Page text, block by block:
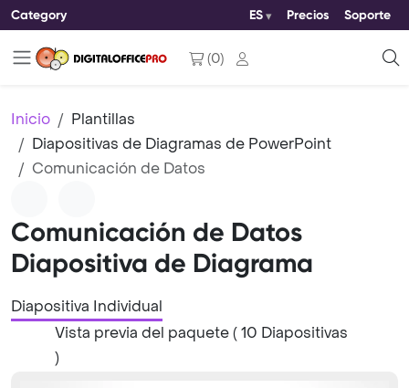
Category ES Precios Soporte
(0)
Inicio
Plantillas
Diapositivas de Diagramas de PowerPoint
Comunicación de Datos
Comunicación de Datos
Diapositiva de Diagrama
Diapositiva Individual
Vista previa del paquete ( 10 Diapositivas
)